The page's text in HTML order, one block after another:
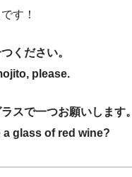
す！
ください。
please.
スで一つお願いします。
a glass of red wine?